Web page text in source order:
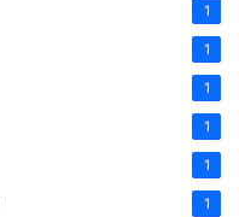
1
1
1
1
1
1